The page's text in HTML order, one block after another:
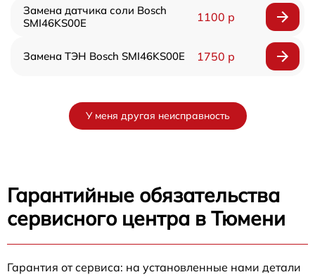
Замена датчика соли Bosch
SMI46KS00E
1100 р
Замена ТЭН Bosch SMI46KS00E 1750 р
У меня другая неисправность
Гарантийные обязательства
сервисного центра в Тюмени
Гарантия от сервиса: на установленные нами детали